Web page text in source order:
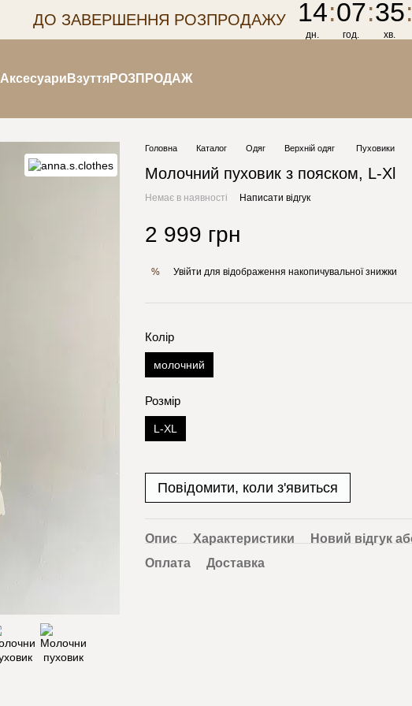
ДО ЗАВЕРШЕННЯ РОЗПРОДАЖУ 14:07:35:
дн. год. хв.
Аксесуари ВзуттяРОЗПРОДАЖ
Головна Каталог Одяг Верхній одяг Пуховики
Молочний пуховик з пояском, L-Xl
Немає в наявності Написати відгук
2 999 грн
% Увійти для відображення накопичувальної знижки
Колір
молочний
Розмір
L-XL
Повідомити, коли з'явиться
Опис Характеристики
Новий відгук
Оплата
Доставка